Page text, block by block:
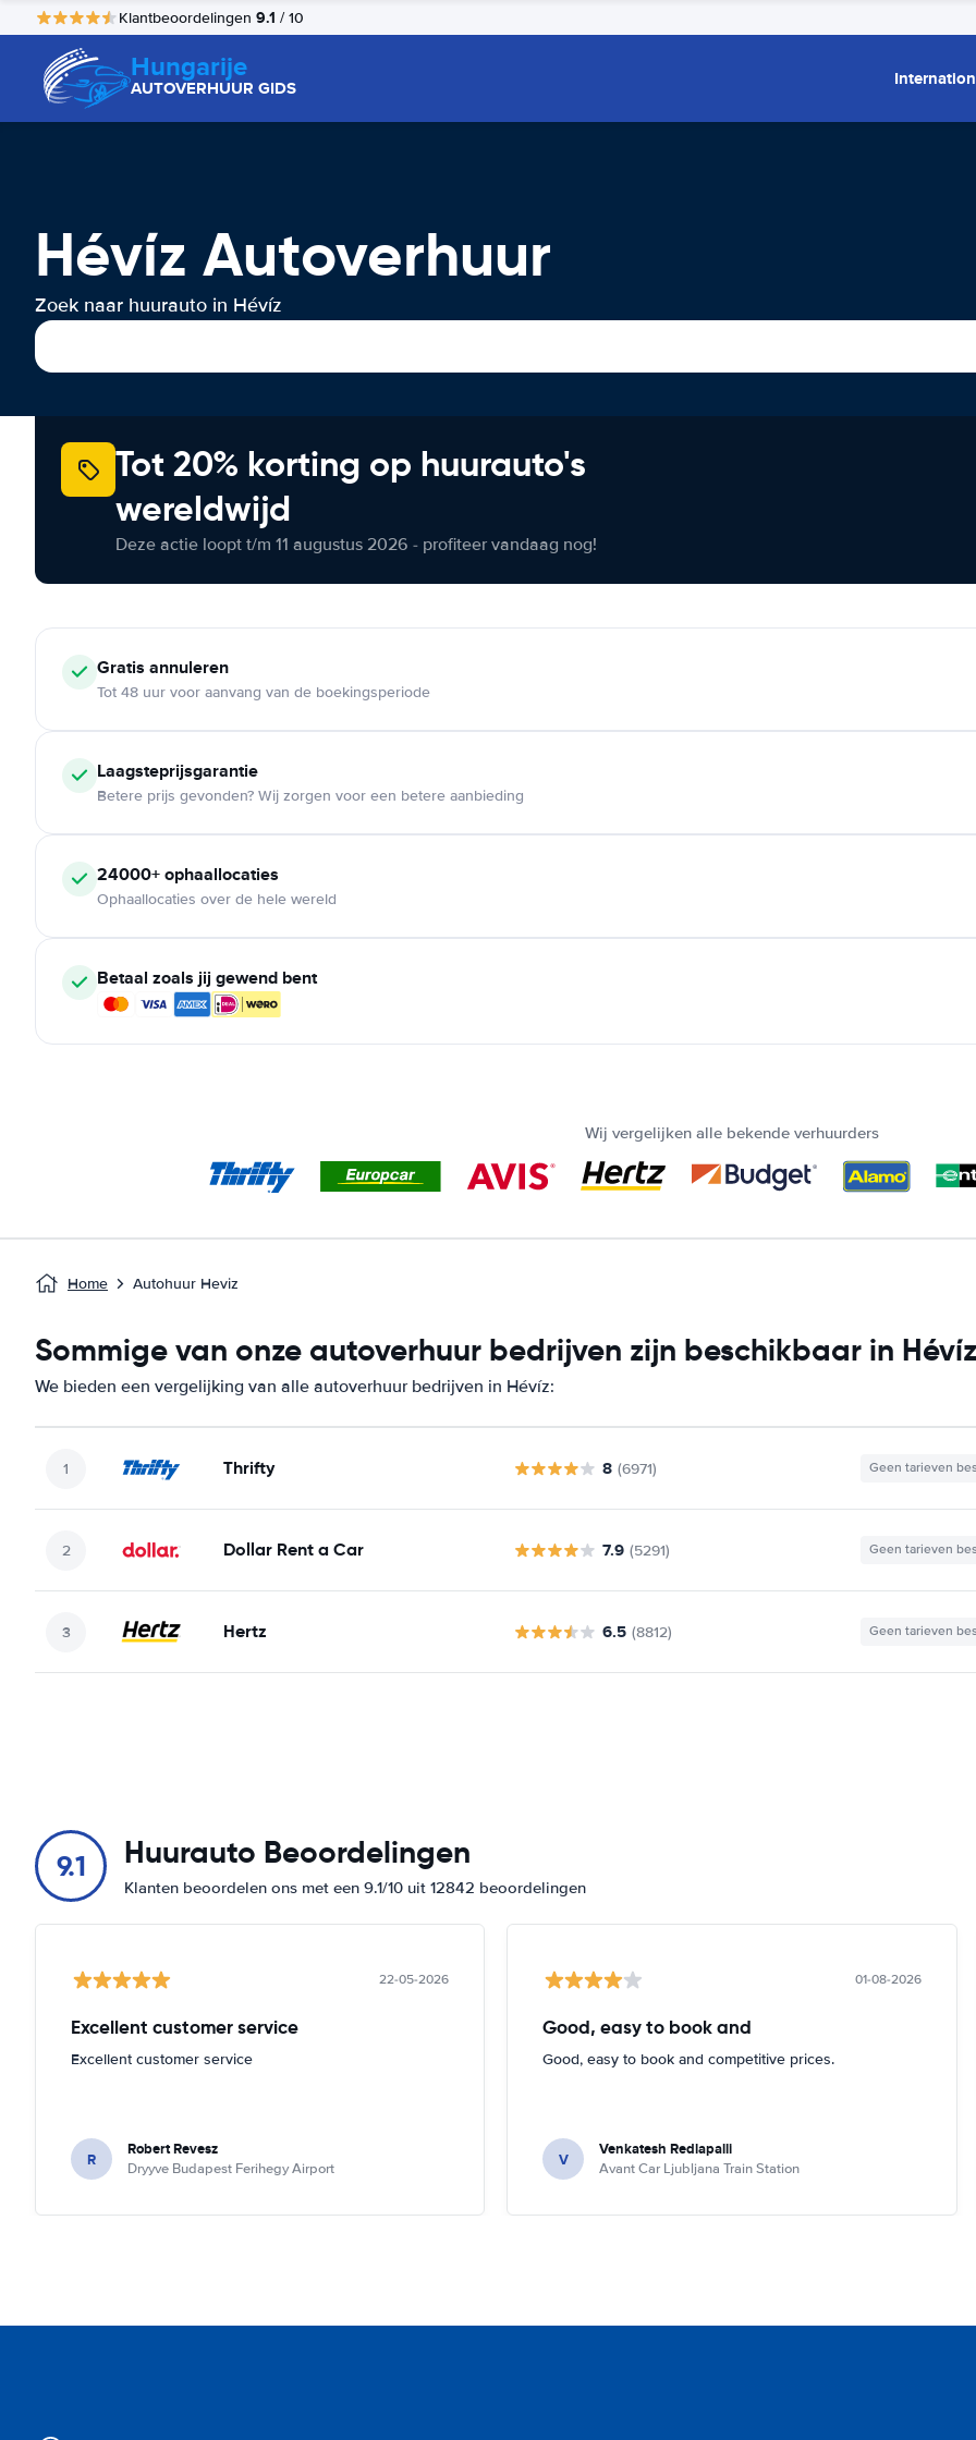
Klantbeoordelingen 9.1 / 10
Hungarije
AUTOVERHUUR GIDS
Hévíz Autoverhuur
Zoek naar huurauto in Hévíz
Tot 20% korting op huurauto's
wereldwijd
Deze actie loopt t/m 11 augustus 2026 - profiteer vandaag nog!
Gratis annuleren
Tot 48 uur voor aanvang van de boekingsperiode
Laagsteprijsgarantie
Betere prijs gevonden? Wij zorgen voor een betere aanbieding
24000+ ophaallocaties
Ophaallocaties over de hele wereld
Betaal zoals jij gewend bent
Wij vergelijken alle bekende verhuurders
Home Autohuur Heviz
Sommige van onze autoverhuur bedrijven zijn beschikbaar in Hévíz
We bieden een vergelijking van alle autoverhuur bedrijven in Hévíz:
Thrifty 8 (6971) Geen tarieven
Dollar Rent a Car 7.9 (5291) Geen tarieven
Hertz 6.5 (8812) Geen tarieven
9.1 Huurauto Beoordelingen
Klanten beoordelen ons met een 9.1/10 uit 12842 beoordelingen
22-05-2026
Excellent customer service
Excellent customer service
R Robert Revesz
Dryyve Budapest Ferihegy Airport
01-08-2026
Good, easy to book and
Good, easy to book and competitive prices.
V Venkatesh Redlapalli
Avant Car Ljubljana Train Station